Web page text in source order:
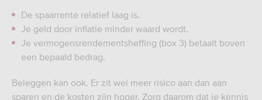
De spaarrente relatief laag is.
Je geld door inflatie minder waard wordt.
Je vermogensrendementsheffing (box 3) betaalt boven
een bepaald bedrag.
Beleggen kan ook. Er zit wel meer risico aan dan aan
sparen en de kosten zijn hoger. Zorg daarom dat je kennis